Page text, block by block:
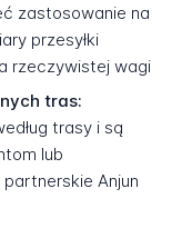
zastosowanie na
przesyłki
rzeczywistej wagi
tras:
trasy i są
lub
Anjun